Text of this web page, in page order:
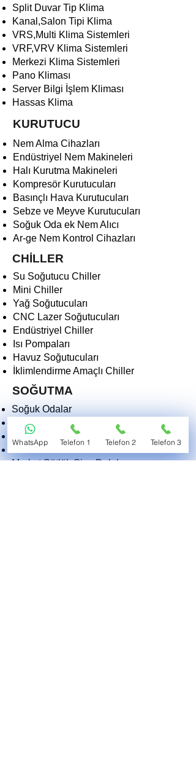
Split Duvar Tip Klima
Kanal,Salon Tipi Klima
VRS,Multi Klima Sistemleri
VRF,VRV Klima Sistemleri
Merkezi Klima Sistemleri
Pano Kliması
Server Bilgi İşlem Kliması
Hassas Klima
KURUTUCU
Nem Alma Cihazları
Endüstriyel Nem Makineleri
Halı Kurutma Makine leri
Kompresör Kurutucuları
Basınçlı Hava Kurutucuları
Sebze ve Meyve Kurutucuları
Soğuk Oda ek Nem Alıcı
Ar-ge Nem Kontrol Cihazları
CHİLLER
Su Soğutucu Chiller
Mini Chiller
Yağ Soğutucuları
CNC Lazer Soğutucuları
Endüstriyel Chiller
Isı Pompaları
Havuz Soğutucuları
İklimlendirme Amaçlı Chiller
SOĞUTMA
Soğuk Odalar
Pastane Teşhir Soğutucuları
Derin Dondurucular
Dondurma Makinaları
Market Sütlük Şişe Dolabı
WhatsApp Telefon 1 Telefon 2 Telefon 3